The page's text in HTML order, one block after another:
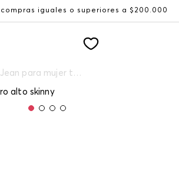
compras iguales o superiores a $200.000
Jean para mujer tiro alto skinny